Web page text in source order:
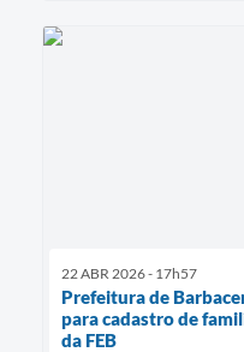
22 ABR 2026 - 17h57
Prefeitura de
para cadastro de
da FEB